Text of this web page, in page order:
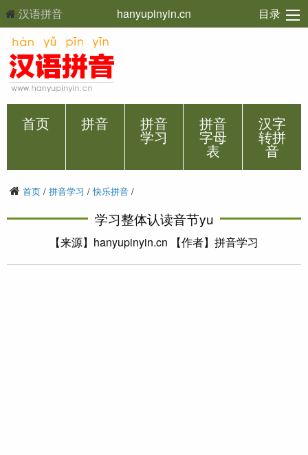
汉语拼音 hanyupinyin.cn 目录
首页 拼音 拼音
学习
拼音
字母
表
汉字
转拼
音
首页 / 拼音学习 /快乐拼音 /
学习整体认读音节yu
【来源】hanyupinyin.cn 【作者】拼音学习